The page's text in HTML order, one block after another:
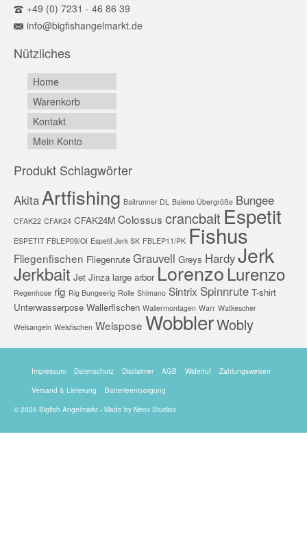
+49 (0) 7231 - 46 86 39
info@bigfishangelmarkt.de
Nützliches
Home
Warenkorb
Kontakt
Mein Konto
Produkt Schlagwörter
AkitaArtfishing Baitrunner DL Baleno Übergröße Bungee
CFAK22 CFAK24 CFAK24M Colossus crancbait Espetit
ESPETIT FBLEP09/OI Espetit Jerk SK FBLEP11/PK Fishus
Fliegenfischen Fliegenrute Grauvell Greys HardyJerk
Jerkbait Jet Jinza large arbor Lorenzo Lurenzo
Regenhose rig Rig Bungeerig Rolle Shimano Sintrix Spinnrute T-shirt
Unterwasserpose Wallerfischen Wallermontagen Warr Watkescher
Welsangeln Welsfischen Welspose WobblerWobly
Impressum Datenschutz Disclaimer AGB Widerruf
Zahlungsweisen
Versand & Lieferung
Batterieentsorgung
© 2026 Bigfish Angelmarkt - Made by Neox Studios